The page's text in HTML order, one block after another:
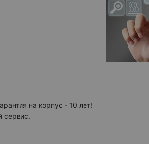
на корпус - 10 лет!
сервис.